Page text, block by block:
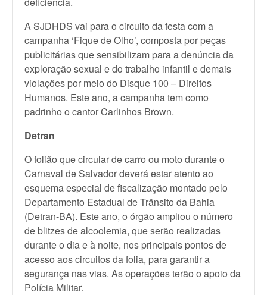
A SJDHDS vai para o circuito da festa com a
campanha ‘Fique de Olho’, composta por peças
publicitárias que sensibilizam para a denúncia da
exploração sexual e do trabalho infantil e demais
violações por meio do Disque 100 – Direitos
Humanos. Este ano, a campanha tem como
padrinho o cantor Carlinhos Brown.
Detran
O folião que circular de carro ou moto durante o
Carnaval de Salvador deverá estar atento ao
esquema especial de fiscalização montado pelo
Departamento Estadual de Trânsito da Bahia
(Detran-BA). Este ano, o órgão ampliou o número
de blitzes de alcoolemia, que serão realizadas
durante o dia e à noite, nos principais pontos de
acesso aos circuitos da folia, para garantir a
segurança nas vias. As operações terão o apoio da
Polícia Militar.